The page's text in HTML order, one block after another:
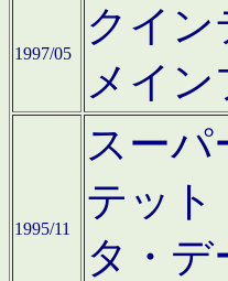
1997/05
クイン
メイ
1995/11
スー
テット
タ・